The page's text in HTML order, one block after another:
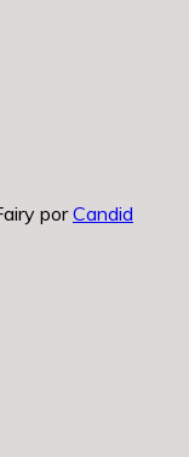
porCandid